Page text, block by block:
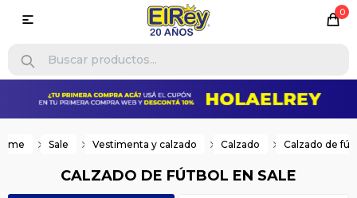
0

Sale Vestimenta y calzado Calzado Calzado de
CALZADO DE FÚTBOL EN SALE